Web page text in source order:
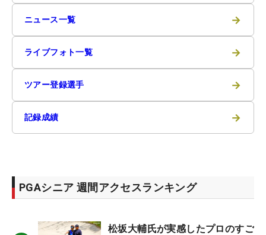
ニュース一覧 →
ライブフォト一覧 →
ツアー登録選手 →
記録成績 →
PGAシニア 週間アクセスランキング
松坂大輔氏が実感したプロのすご